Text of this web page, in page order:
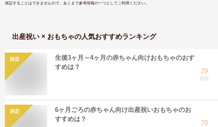
保証することはできませんので、あくまで参考情報の一つとしてご利用ください。
出産祝い × おもちゃの人気おすすめランキング
決定
生後3ヶ月～4ヶ月の赤ちゃん向けおもちゃのおす
すめは？
29
回答
決定
6ヶ月ごろの赤ちゃん向け出産祝いおもちゃのお
すすめは？
70